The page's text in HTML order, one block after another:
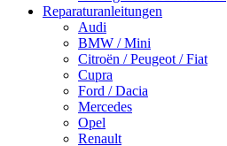
Reparaturanleitungen
Audi
BMW / Mini
Citroën / Peugeot / Fiat
Cupra
Ford / Dacia
Mercedes
Opel
Renault